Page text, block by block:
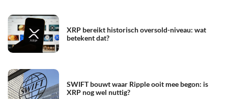
XRP bereikt historisch oversold-niveau: wat
betekent dat?
SWIFT bouwt waar Ripple ooit mee begon: is
XRP nog wel nuttig?